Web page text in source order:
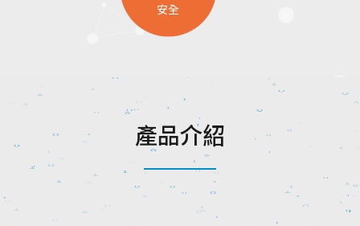
安全
產品介紹